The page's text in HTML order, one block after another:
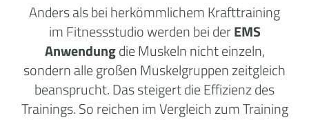
Anders als bei herkömmlichem Krafttraining
im Fitnessstudio werden bei derEMS
Anwendungdie Muskeln nicht einzeln,
sondern alle großen Muskelgruppen zeitgleich
beansprucht. Das steigert die Effizienz des
Trainings. So reichen im Vergleich zum Training